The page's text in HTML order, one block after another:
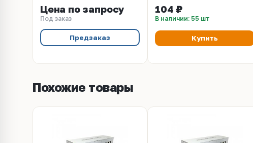
Цена по запросу
Под заказ
Предзаказ
картриджей )
104 ₽
В наличии: 55 шт
Купить
Похожие товары